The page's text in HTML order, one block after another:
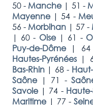
50 - Manche | 51 -
Mayenne |54 -
56 - Morbihan | 57 -
| 60 - Oise | 61 -
Puy-de-Dôme
|
Hautes-Pyrénées |
Bas-Rhin | 68 -
Saône | 71 -
Savoie | 74 -
Maritime | 77 -